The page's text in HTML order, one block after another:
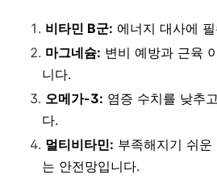
비타민 B군: 에너지 대사에
마그네슘: 변비 예방과 근육
니다.
오메가-3: 염증 수치를 낮추
다.
멀티비타민: 부족해지기 쉬
는 안전망입니다.